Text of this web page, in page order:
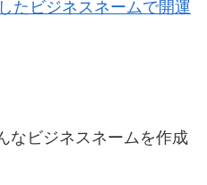
たビジネスネームで開運
なビジネスネームを作成